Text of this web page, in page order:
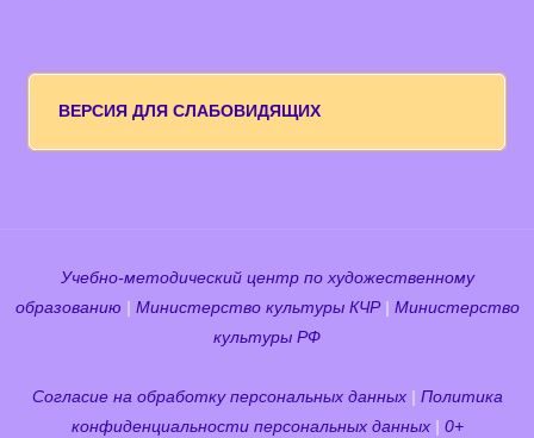
ВЕРСИЯ ДЛЯ СЛАБОВИДЯЩИХ
Учебно-методический центр по художественному
образованию
Министерство культуры КЧР| Министерство
культуры РФ
Согласие на обработку персональных данных| Политика
конфиденциальности персональных данных| 0+